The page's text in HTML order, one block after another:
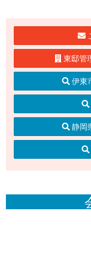
東邸管
伊東
静岡